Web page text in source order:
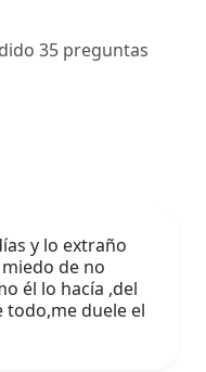
35 preguntas
y lo extraño
de no
él lo hacía ,del
duele el